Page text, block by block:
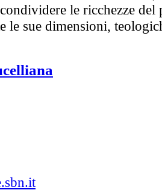
le ricchezze del
le sue dimensioni,